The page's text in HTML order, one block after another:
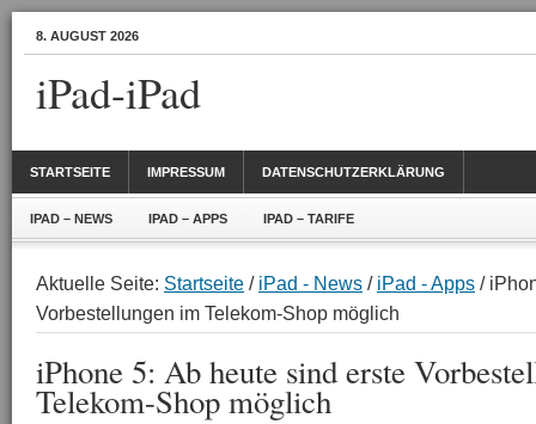
8. AUGUST 2026
iPad-iPad
STARTSEITE IMPRESSUM DATENSCHUTZERKLÄRUNG
IPAD – NEWS IPAD – APPS IPAD – TARIFE
Aktuelle Seite: Startseite / iPad - News / iPad - Apps /
Vorbestellungen im Telekom-Shop möglich
iPhone 5: Ab heute sind erste
Telekom-Shop möglich